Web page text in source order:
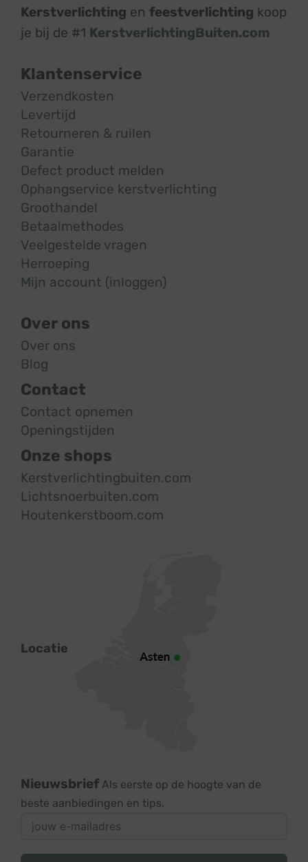
Kerstverlichting en feestverlichting koop
je bij de #1 KerstverlichtingBuiten.com
Klantenservice
Verzendkosten
Levertijd
Retourneren & ruilen
Garantie
Defect product melden
Ophangservice kerstverlichting
Groothandel
Betaalmethodes
Veelgestelde vragen
Herroeping
Mijn account (inloggen)
Over ons
Over ons
Blog
Contact
Contact opnemen
Openingstijden
Onze shops
Kerstverlichtingbuiten.com
Lichtsnoerbuiten.com
Houtenkerstboom.com
Locatie
Nieuwsbrief Als eerste op de hoogte van de
beste aanbiedingen en tips.